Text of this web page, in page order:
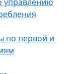
по первой и